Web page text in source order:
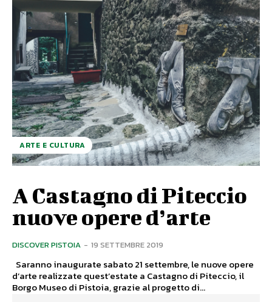
ARTE E CULTURA
A Castagno di Piteccio
nuove opere d’arte
DISCOVER PISTOIA - 19 SETTEMBRE 2019
d’arte realizzate quest’estate a Castagno di Piteccio, il
Borgo Museo di Pistoia, grazie al progetto di...